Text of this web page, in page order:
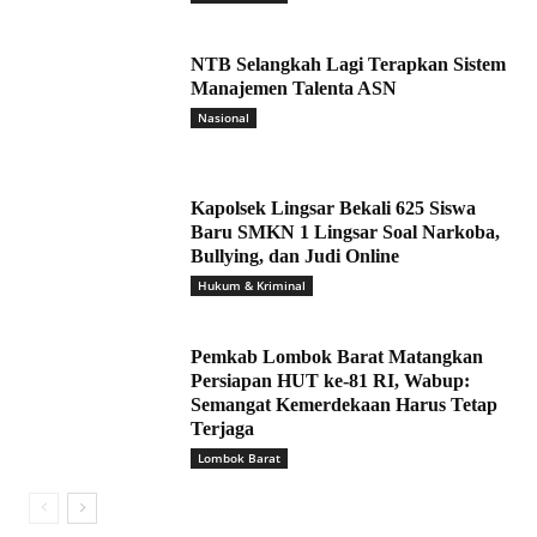
NTB Selangkah Lagi Terapkan Sistem
Manajemen Talenta ASN
Nasional
Kapolsek Lingsar Bekali 625 Siswa
Baru SMKN 1 Lingsar Soal Narkoba,
Bullying, dan Judi Online
Hukum & Kriminal
Pemkab Lombok Barat Matangkan
Persiapan HUT ke-81 RI, Wabup:
Semangat Kemerdekaan Harus Tetap
Terjaga
Lombok Barat